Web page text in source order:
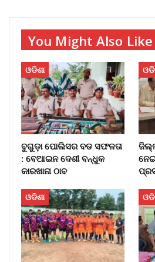
You Might Also Like
ଓଡିଶା
ବୁଗୁଡ଼ା ପୋଲିସର ବଡ ସଫଳତା
: ବେଆଇନ ଦେଶୀ ବନ୍ଧୁକ
କାରଖାନା ଠାବ
ଓଡିଶା